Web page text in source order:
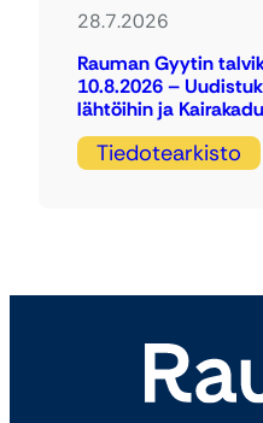
28.7.2026
Rauman Gyytin
10.8.2026 –
lähtöihin ja
Tiedotearkisto